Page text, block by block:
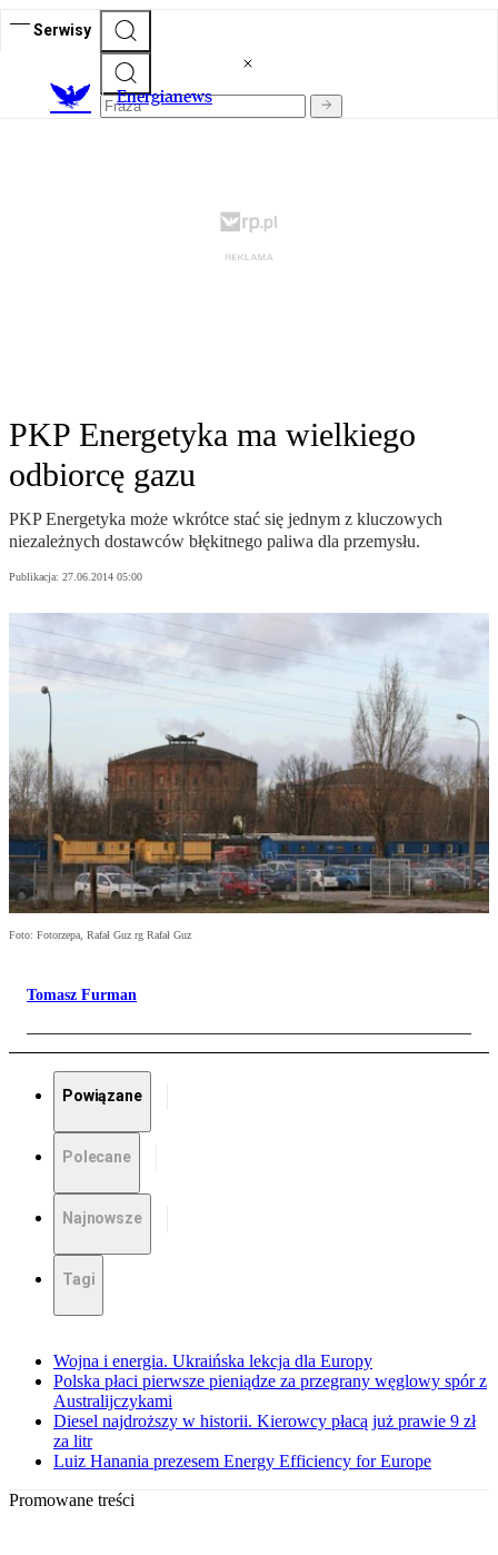
Serwisy
Energianews
PKP Energetyka ma wielkiego
odbiorcę gazu
PKP Energetyka może wkrótce stać się jednym z kluczowych
niezależnych dostawców błękitnego paliwa dla przemysłu.
Publikacja: 27.06.2014 05:00
Foto: Fotorzepa, Rafał Guz rg Rafał Guz
Tomasz Furman
Powiązane
Polecane
Najnowsze
Tagi
Wojna i energia. Ukraińska lekcja dla Europy
Polska płaci pierwsze pieniądze za przegrany węglowy spór z
Australijczykami
Diesel najdroższy w historii. Kierowcy płacą już prawie 9 zł
za litr
Luiz Hanania prezesem Energy Efficiency for Europe
Promowane treści